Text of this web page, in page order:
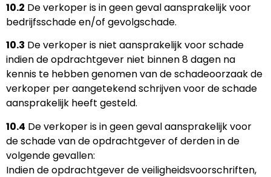
10.2 De verkoper is in geen geval aansprakelijk voor
bedrijfsschade en/of gevolgschade.
10.3 De verkoper is niet aansprakelijk voor schade
indien de opdrachtgever niet binnen 8 dagen na
kennis te hebben genomen van de schadeoorzaak de
verkoper per aangetekend schrijven voor de schade
aansprakelijk heeft gesteld.
10.4 De verkoper is in geen geval aansprakelijk voor
de schade van de opdrachtgever of derden in de
volgende gevallen:
Indien de opdrachtgever de veiligheidsvoorschriften,